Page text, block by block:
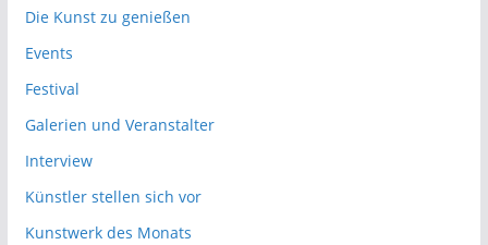
Die Kunst zu genießen
Events
Festival
Galerien und Veranstalter
Interview
Künstler stellen sich vor
Kunstwerk des Monats